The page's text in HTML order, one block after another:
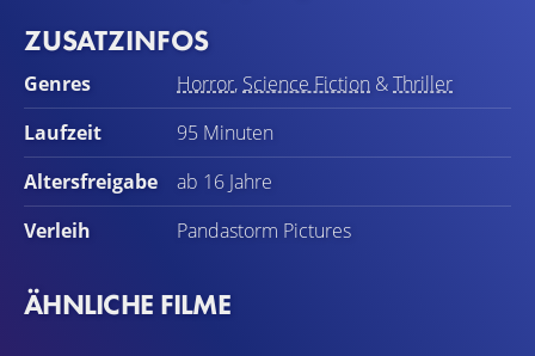
ZUSATZINFOS
Genres Horror, Science Fiction &Thriller
Laufzeit
95 Minuten
Altersfreigabe
ab 16 Jahre
Verleih
Pandastorm Pictures
ÄHNLICHE FILME